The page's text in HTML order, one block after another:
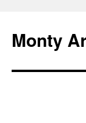
springen
Monty